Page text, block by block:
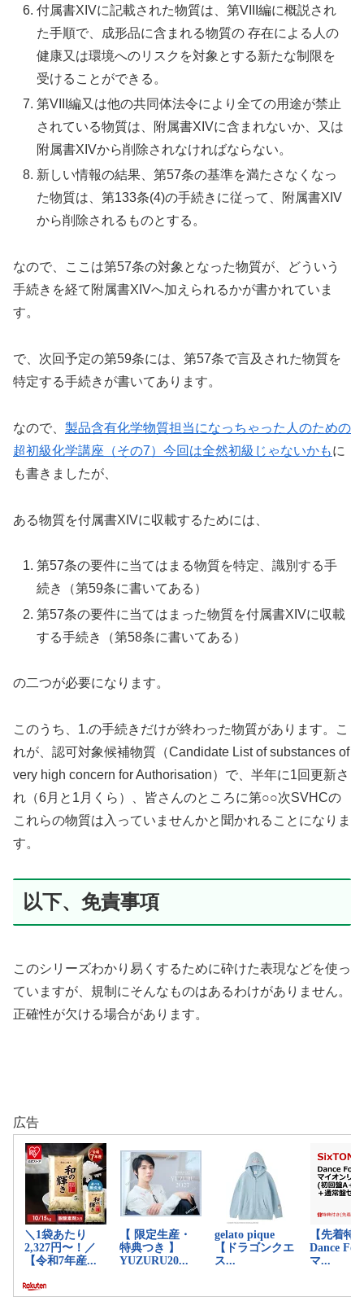
付属書XIVに記載された物質は、第VIII編に概説され
た手順で、成形品に含まれる物質の 存在による人の
健康又は環境へのリスクを対象とする新たな制限を
受けることができる。
第VIII編又は他の共同体法令により全ての用途が禁止
されている物質は、附属書XIVに含まれないか、又は
附属書XIVから削除されなければならない。
新しい情報の結果、第57条の基準を満たさなくなっ
た物質は、第133条(4)の手続きに従って、附属書XIV
から削除されるものとする。
なので、ここは第57条の対象となった物質が、どういう
手続きを経て附属書XIVへ加えられるかが書かれていま
す。
で、次回予定の第59条には、第57条で言及された物質を
特定する手続きが書いてあります。
なので、 製品含有化学物質担当になっちゃった人のための
超初級化学講座（その7）今回は全然初級じゃないかもに
も書きましたが、
ある物質を付属書XIVに収載するためには、
第57条の要件に当てはまる物質を特定、識別する手
続き（第59条に書いてある）
第57条の要件に当てはまった物質を付属書XIVに収載
する手続き（第58条に書いてある）
の二つが必要になります。
このうち、1.の手続きだけが終わった物質があります。こ
れが、認可対象候補物質（Candidate List of substances of
very high concern for Authorisation）で、半年に1回更新さ
れ（6月と1月くら）、皆さんのところに第○○次SVHCの
これらの物質は入っていませんかと聞かれることになりま
す。
以下、免責事項
このシリーズわかり易くするために砕けた表現などを使っ
ていますが、規制にそんなものはあるわけがありません。
正確性が欠ける場合があります。
広告